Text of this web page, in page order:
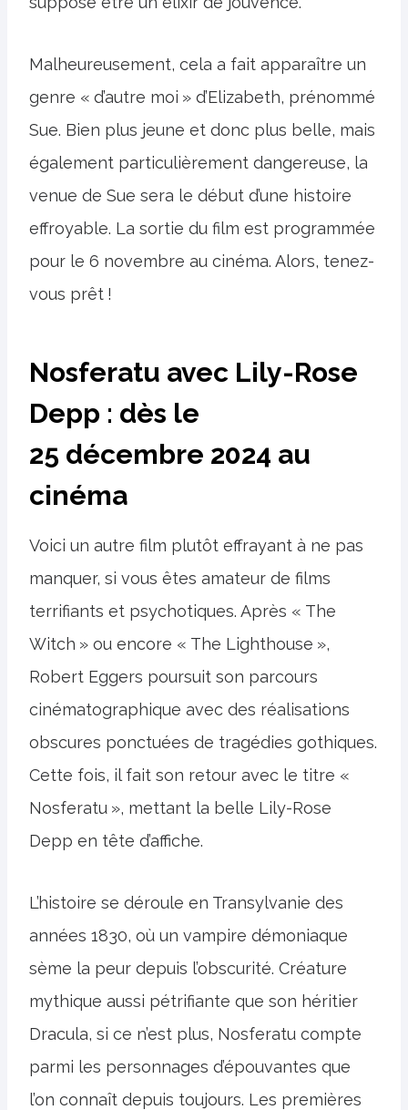
Malheureusement, cela a fait apparaître un
genre « d’autre moi » d’Elizabeth, prénommé
Sue. Bien plus jeune et donc plus belle, mais
également particulièrement dangereuse, la
venue de Sue sera le début d’une histoire
effroyable. La sortie du film est programmée
pour le 6 novembre au cinéma. Alors, tenez-
vous prêt !
Nosferatu avec Lily-Rose
Depp : dès le
25 décembre 2024 au
cinéma
Voici un autre film plutôt effrayant à ne pas
manquer, si vous êtes amateur de films
terrifiants et psychotiques. Après « The
Witch » ou encore « The Lighthouse »,
Robert Eggers poursuit son parcours
cinématographique avec des réalisations
obscures ponctuées de tragédies gothiques.
Cette fois, il fait son retour avec le titre «
Nosferatu », mettant la belle Lily-Rose
Depp en tête d’affiche.
L’histoire se déroule en Transylvanie des
années 1830, où un vampire démoniaque
sème la peur depuis l’obscurité. Créature
mythique aussi pétrifiante que son héritier
Dracula, si ce n’est plus, Nosferatu compte
parmi les personnages d’épouvantes que
l’on connaît depuis toujours. Les premières